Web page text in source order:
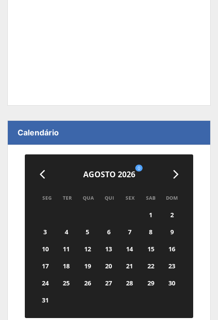
Calendário
AGOSTO 2026
0
SEG TER QUA QUI SEX SAB DOM
1
2
3
4 5 6 7 8
9
10
11 12 13 14 15
16
17
18 19 20 21 22
23
24
25 26 27 28 29
30
31